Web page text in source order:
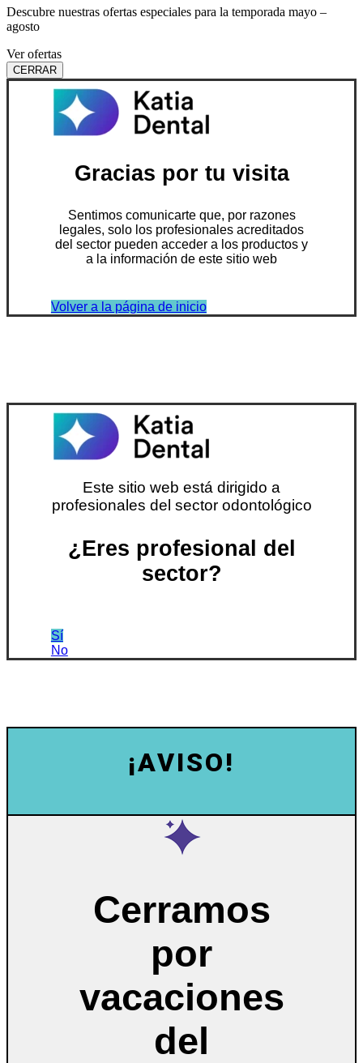
Descubre nuestras ofertas especiales para la temporada mayo –
agosto
Ver ofertas
CERRAR
Gracias por tu visita
Sentimos comunicarte que, por razones
legales, solo los profesionales acreditados
del sector pueden acceder a los productos y
a la información de este sitio web
Volver a la página de inicio
Este sitio web está dirigido a
profesionales del sector odontológico
¿Eres profesional del
sector?
Sí
No
¡AVISO!
Cerramos
por
vacaciones
del